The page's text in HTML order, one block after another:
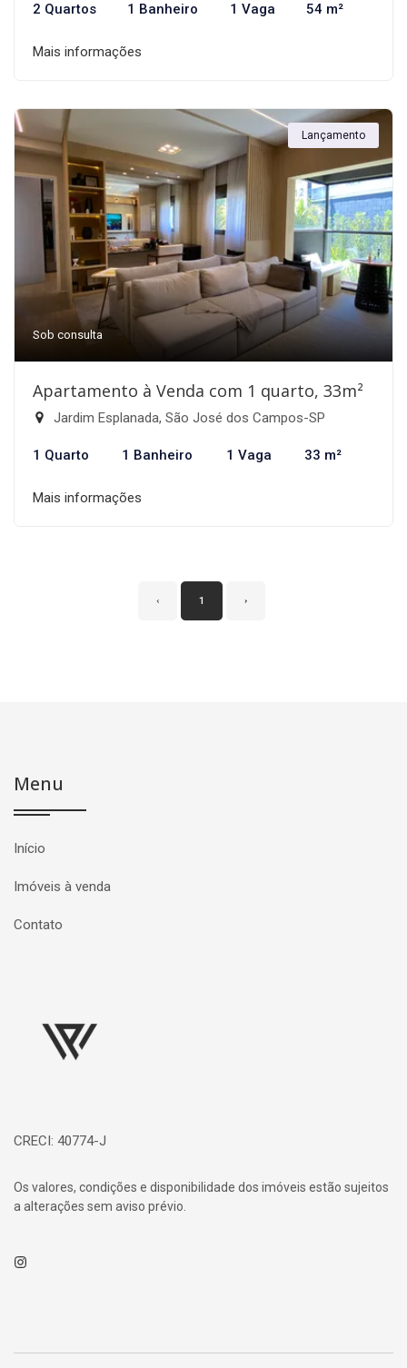
2 Quartos 1 Banheiro 1 Vaga 54 m²
Mais informações
Lançamento
Sob consulta
Apartamento à Venda com 1 quarto, 33m²
Jardim Esplanada, São José dos Campos-SP
1 Quarto 1 Banheiro 1 Vaga 33 m²
Mais informações
‹ 1 ›
Menu
Início
Imóveis à venda
Contato
CRECI: 40774-J
Os valores, condições e disponibilidade dos imóveis estão sujeitos
a alterações sem aviso prévio.
Instagram